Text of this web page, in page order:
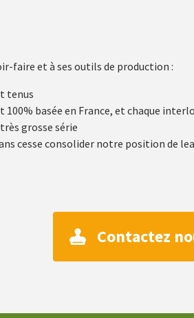
faire et à ses outils de production :
tenus
100% basée en France, et chaque
grosse série
cesse consolider notre position de
Contactez